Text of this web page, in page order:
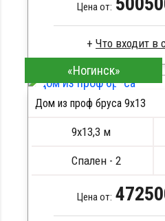
Цена от:
Сухой брус
Стропила, балки 50х200 мм
Кровля металлочерепица
Сборка на березовые
Металлические сваи 108
ПОДРОБНЕЕ
«Ногинск»
Дом из проф бруса 9х13
9х13,3 м
Спален - 2
Цена от: